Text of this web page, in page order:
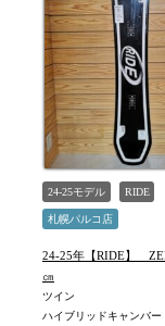
24-25モデル RIDE
札幌パルコ店
24-25年【RIDE】
㎝
ツイン
ハイブリッドキャンバー